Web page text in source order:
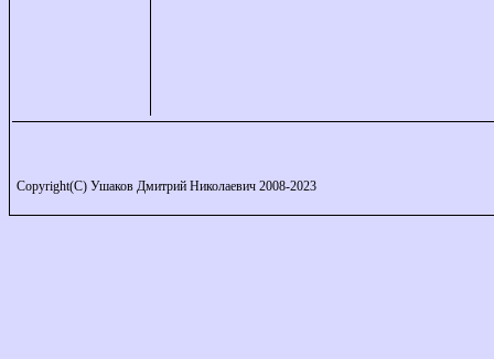
Copyright(C) Ушаков Дмитрий Николаевич 2008-2023